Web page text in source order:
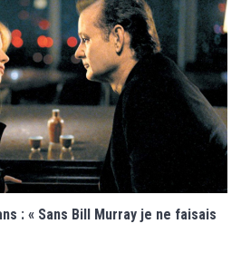
: « Sans Bill Murray je ne faisais